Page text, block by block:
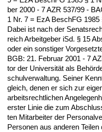
ber 2000 - 7 AZR 537/99 -
1 Nr. 7 = EzA BeschFG
Da­bei ist nach der
reich Ar­beit­ge­ber iSd. § 15
oder ein sons­ti­ger
BGB: 21. Fe­bru­ar 2001 - 7
tor der Uni­ver­sität als
schul­ver­wal­tung. Sei­ner
gleich, de­nen er sich zur
ar­beits­recht­li­chen
ers­ter Li­nie die zum
ten Mit­ar­bei­ter der
Per­so­nen aus an­de­ren